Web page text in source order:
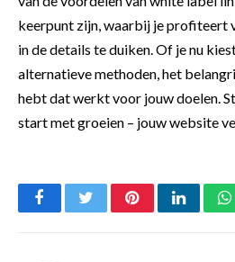
keerpunt zijn, waarbij je profiteert
in de details te duiken. Of je nu
alternatieve methoden, het
hebt dat werkt voor jouw doelen.
start met groeien – jouw website
FacebookTwitterPinterestLinkedIn